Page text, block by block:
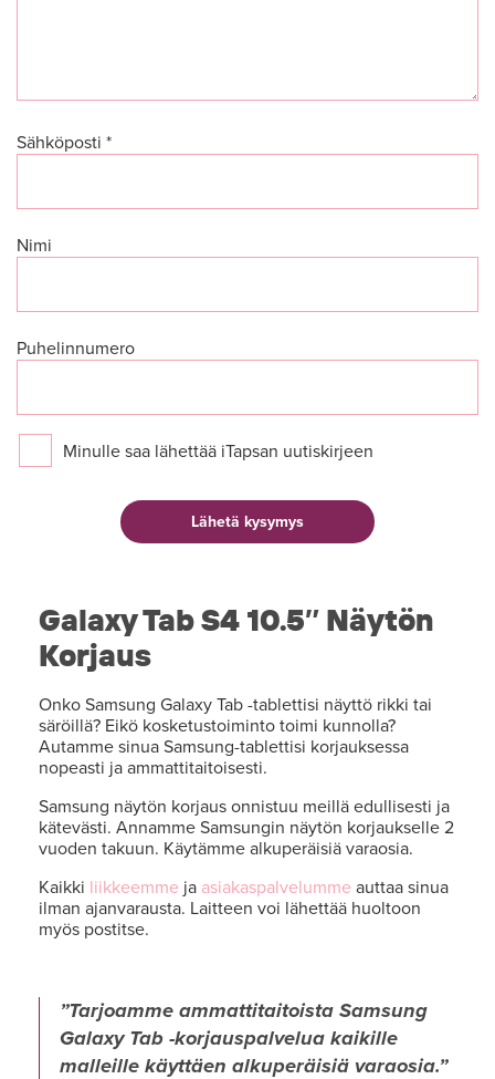
Sähköposti *
Nimi
Puhelinnumero
Minulle saa lähettää iTapsan uutiskirjeen
Galaxy Tab S4 10.5″ Näytön
Korjaus
Onko Samsung Galaxy Tab -tablettisi näyttö rikki tai
säröillä? Eikö kosketustoiminto toimi kunnolla?
Autamme sinua Samsung-tablettisi korjauksessa
nopeasti ja ammattitaitoisesti.
Samsung näytön korjaus onnistuu meillä edullisesti ja
kätevästi. Annamme Samsungin näytön korjaukselle 2
vuoden takuun. Käytämme alkuperäisiä varaosia.
Kaikki liikkeemme ja asiakaspalvelumme auttaa sinua
ilman ajanvarausta. Laitteen voi lähettää huoltoon
myös postitse.
Tarjoamme ammattitaitoista Samsung
Galaxy Tab -korjauspalvelua kaikille
malleille käyttäen alkuperäisiä varaosia.